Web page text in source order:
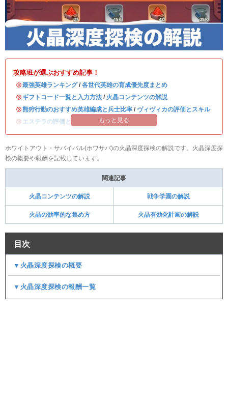
攻略班が選ぶおすすめ記事！
・最強英雄ランキング/ 各世代英雄の育成優先度まとめ
・ ギフトコード一覧と入力方法 / 火晶コンテンツの解説
・熊狩行動のおすすめ英雄編成と兵士比率 / ヴィヴィカの評価とスキル
・ エステラの評価とスキル ハンクの評価とスキル
もっと見る
ホワイトアウト・サバイバル(ホワサバ)の火晶深度探検の解説です。火晶深度探
検の概要や報酬を記載しています。
関連記事
火晶コンテンツの解説 戦争学園の解説
火晶の効率的な集め方 火晶有効化計画の解説
目次
▼火晶深度探検の概要
▼火晶深度探検の報酬一覧